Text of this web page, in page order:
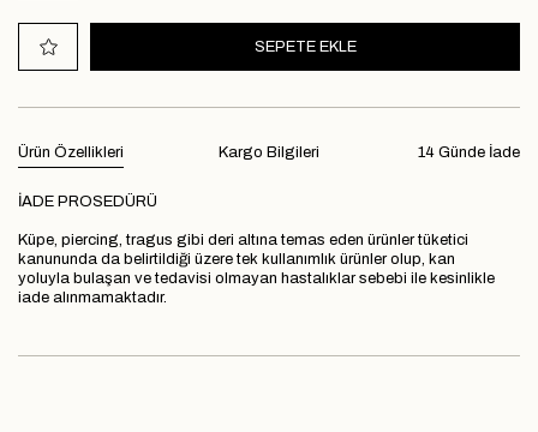
Ürün Özellikleri 14 Günde İade
Kargo Bilgileri
İADE PROSEDÜRÜ
Küpe, piercing, tragus gibi deri altına temas eden ürünler tüketici
kanununda da belirtildiği üzere tek kullanımlık ürünler olup, kan
yoluyla bulaşan ve tedavisi olmayan hastalıklar sebebi ile kesinlikle
iade alınmamaktadır.